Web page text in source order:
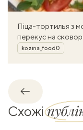
Піца-тортилья з
перекус на
Автор
kozina_food0
Назад
Схожі